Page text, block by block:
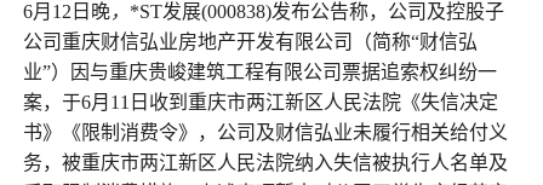
6月12日晚， *ST发展(000838)发布公告称，公司及控股子
公司重庆财信弘业房地产开发有限公司（简称“财信弘
业”）因与重庆贵峻建筑工程有限公司票据追索权纠纷一
案，于6月11日收到重庆市两江新区人民法院《失信决定
书》《限制消费令》，公司及财信弘业未履行相关给付义
务，被重庆市两江新区人民法院纳入失信被执行人名单及